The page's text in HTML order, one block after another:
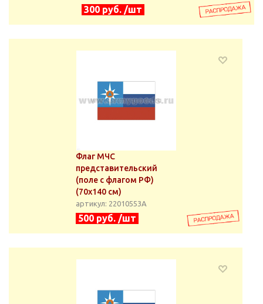
300 руб. /шт
Флаг МЧС
представительский
(поле с флагом РФ)
(70х140 см)
артикул: 22010553А
500 руб. /шт